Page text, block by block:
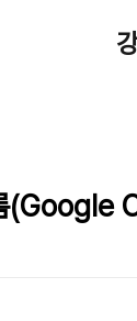
(Google